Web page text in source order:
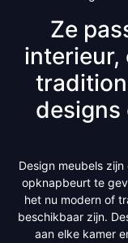
Ze
interieur,
designs
Design meubels
opknapbeurt te
het nu modern of
beschikbaar zijn.
aan elke kamer